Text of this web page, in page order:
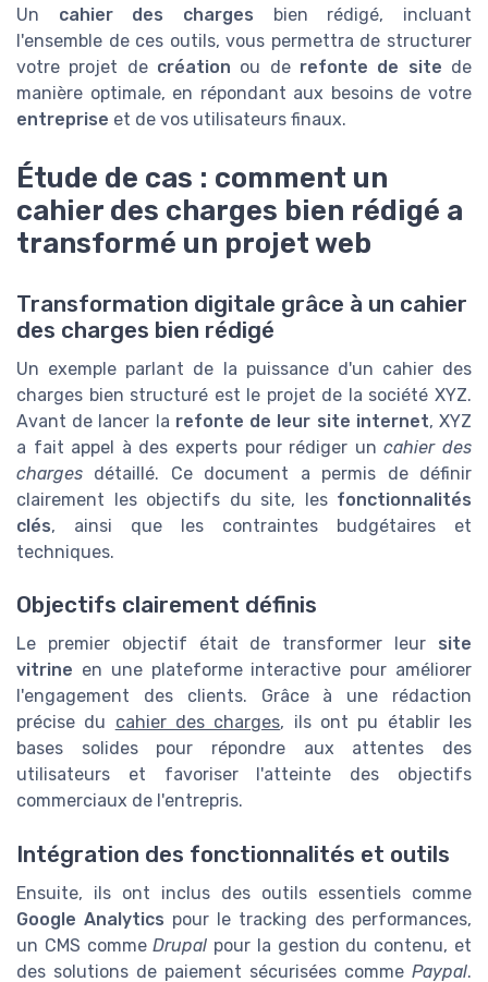
Un cahier des charges bien rédigé, incluant
l'ensemble de ces outils, vous permettra de structurer
votre projet de création ou de refonte de site de
manière optimale, en répondant aux besoins de votre
entreprise et de vos utilisateurs finaux.
Étude de cas : comment un
cahier des charges bien rédigé a
transformé un projet web
Transformation digitale grâce à un cahier
des charges bien rédigé
Un exemple parlant de la puissance d'un cahier des
charges bien structuré est le projet de la société XYZ.
Avant de lancer la refonte de leur site internet, XYZ
a fait appel à des experts pour rédiger uncahier des
charges détaillé. Ce document a permis de définir
clairement les objectifs du site, les fonctionnalités
clés, ainsi que les contraintes budgétaires et
techniques.
Objectifs clairement définis
Le premier objectif était de transformer leur site
vitrine en une plateforme interactive pour améliorer
l'engagement des clients. Grâce à une rédaction
précise du cahier des charges, ils ont pu établir les
bases solides pour répondre aux attentes des
utilisateurs et favoriser l'atteinte des objectifs
commerciaux de l'entrepris.
Intégration des fonctionnalités et outils
Ensuite, ils ont inclus des outils essentiels comme
Google Analytics pour le tracking des performances,
un CMS commeDrupal pour la gestion du contenu, et
des solutions de paiement sécurisées comme Paypal.